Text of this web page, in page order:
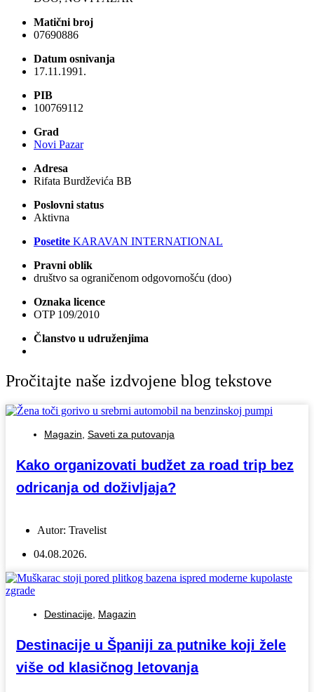
Matični broj
07690886
Datum osnivanja
17.11.1991.
PIB
100769112
Grad
Novi Pazar
Adresa
Rifata Burdževića BB
Poslovni status
Aktivna
Posetite KARAVAN INTERNATIONAL
Pravni oblik
društvo sa ograničenom odgovornošću (doo)
Oznaka licence
OTP 109/2010
Članstvo u udruženjima
Pročitajte naše izdvojene blog tekstove
Magazin Saveti za putovanja
Kako organizovati budžet za road trip bez
odricanja od doživljaja?
Autor: Travelist
04.08.2026.
Destinacije Magazin
Destinacije u Španiji za putnike koji žele
više od klasičnog letovanja